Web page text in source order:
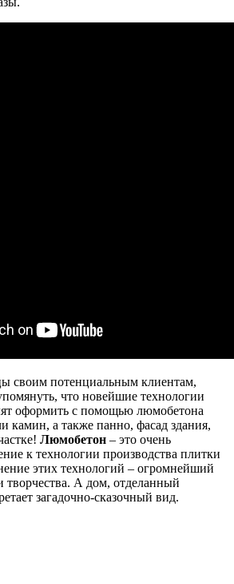
своим потенциальным клиентам,
что новейшие технологии
оформить с помощью люмобетона
камин, а также панно, фасад здания,
Люмобетон – это очень
к технологии производства плитки
этих технологий – огромнейший
творчества. А дом, отделанный
загадочно-сказочный вид.